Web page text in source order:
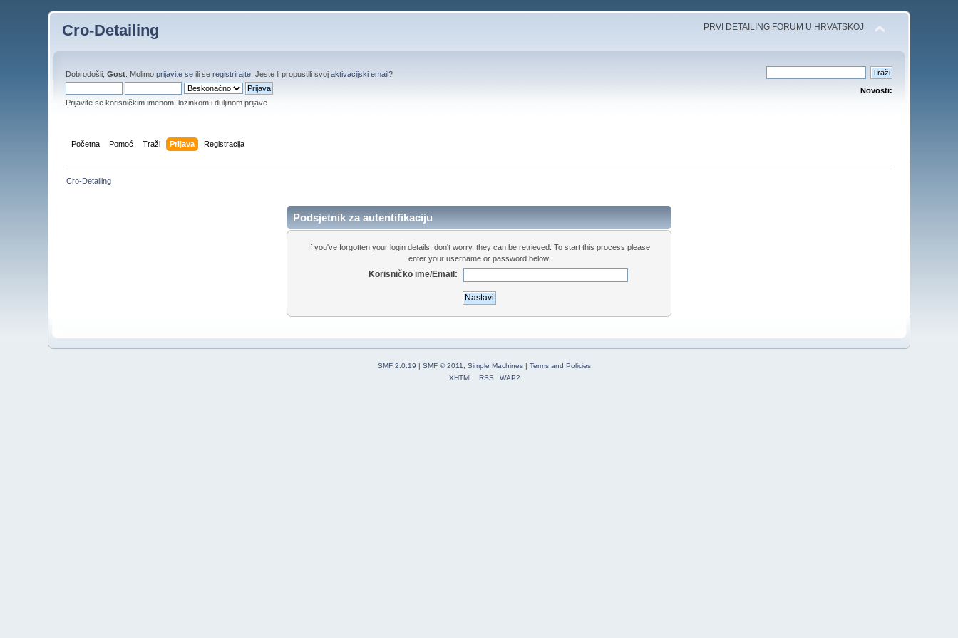
Cro-Detailing PRVI DETAILING FORUM U HRVATSKOJ
Dobrodošli,Gost . Molimoprijavite se ili seregistrirajte . Jeste li propustili svojaktivacijski email?
Prijavite se korisničkim imenom, lozinkom i duljinom prijave
Novosti:
Početna Pomoć Traži Prijava Registracija
Cro-Detailing
Podsjetnik za autentifikaciju
If you've forgotten your login details, don't worry, they can be retrieved. To start this process please
enter your username or password below.
Korisničko ime/Email:
SMF 2.0.19 | SMF © 2011 Simple Machines | Terms and Policies
XHTML
RSS WAP2